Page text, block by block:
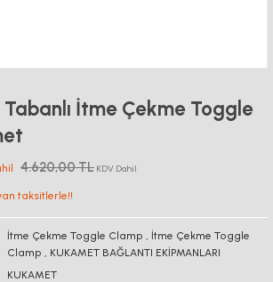
İtme Çekme Toggle
4.620,00 TL KDV Dahil
taksitlerle!!
İtme Çekme Toggle Clamp , İtme Çekme Toggle
Clamp , KUKAMET BAĞLANTI EKİPMANLARI
KUKAMET